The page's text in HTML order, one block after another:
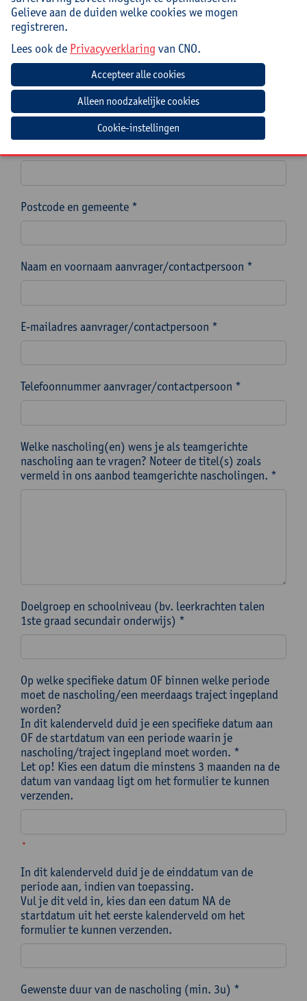
Naam van de school, scholengemeenschap of
scholengroep *
Instellingsnummer (indien mogelijk)
Postcode en gemeente *
Naam en voornaam aanvrager/contactpersoon *
E-mailadres aanvrager/contactpersoon *
Telefoonnummer aanvrager/contactpersoon *
Welke nascholing(en) wens je als teamgerichte
nascholing aan te vragen? Noteer de titel(s) zoals
vermeld in ons aanbod teamgerichte nascholingen. *
Doelgroep en schoolniveau (bv. leerkrachten talen
1ste graad secundair onderwijs) *
Op welke specifieke datum OF binnen welke periode
moet de nascholing/een meerdaags traject ingepland
worden?
In dit kalenderveld duid je een specifieke datum aan
OF de startdatum van een periode waarin je
nascholing/traject ingepland moet worden. *
Let op! Kies een datum die minstens 3 maanden na de
datum van vandaag ligt om het formulier te kunnen
verzenden.
*
In dit kalenderveld duid je de einddatum van de
periode aan, indien van toepassing.
Vul je dit veld in, kies dan een datum NA de
startdatum uit het eerste kalenderveld om het
formulier te kunnen verzenden.
Gewenste duur van de nascholing (min. 3u) *
Gelieve aan de duiden welke cookies we mogen
registreren.
Lees ook de Privacyverklaring van CNO.
Cookie-instellingen